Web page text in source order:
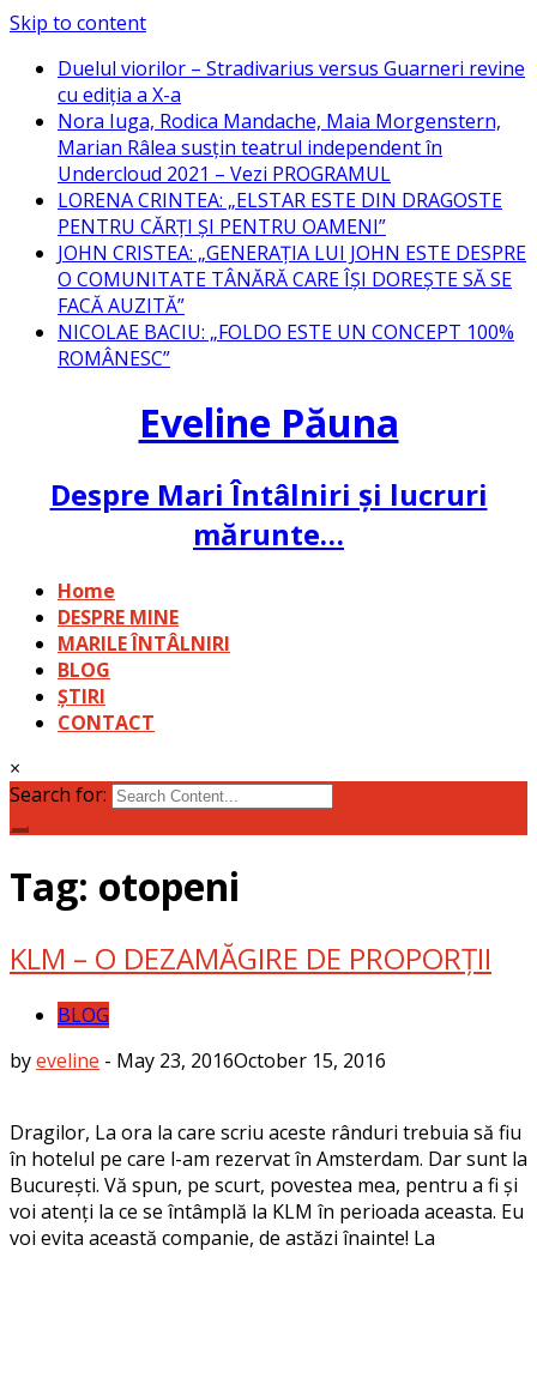
Skip to content
Duelul viorilor – Stradivarius versus Guarneri revine
cu ediția a X-a
Nora Iuga, Rodica Mandache, Maia Morgenstern,
Marian Râlea susțin teatrul independent în
Undercloud 2021 – Vezi PROGRAMUL
LORENA CRINTEA: „ELSTAR ESTE DIN DRAGOSTE
PENTRU CĂRȚI ȘI PENTRU OAMENI”
JOHN CRISTEA: „GENERAȚIA LUI JOHN ESTE DESPRE
O COMUNITATE TÂNĂRĂ CARE ÎȘI DOREȘTE SĂ SE
FACĂ AUZITĂ”
NICOLAE BACIU: „FOLDO ESTE UN CONCEPT 100%
ROMÂNESC”
Eveline Păuna
Despre Mari Întâlniri și lucruri
mărunte…
Home
DESPRE MINE
MARILE ÎNTÂLNIRI
BLOG
ȘTIRI
CONTACT
×
Search for:
Tag: otopeni
KLM – O DEZAMĂGIRE DE PROPORȚII
BLOG
byeveline - May 23, 2016October 15, 2016
Dragilor, La ora la care scriu aceste rânduri trebuia să fiu
în hotelul pe care l-am rezervat în Amsterdam. Dar sunt la
București. Vă spun, pe scurt, povestea mea, pentru a fi și
voi atenți la ce se întâmplă la KLM în perioada aceasta. Eu
voi evita această companie, de astăzi înainte! La